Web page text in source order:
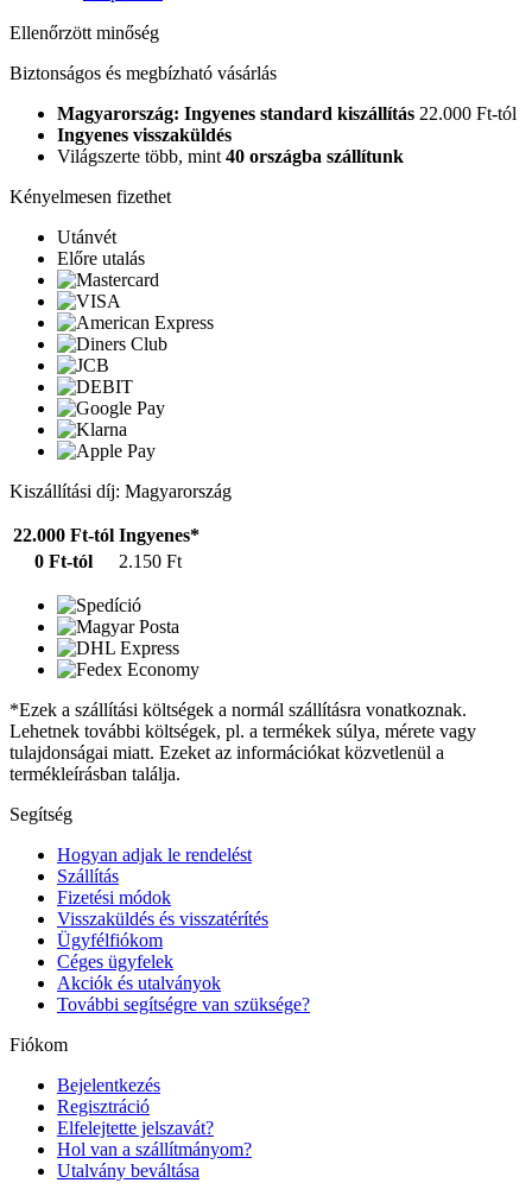
Ellenőrzött minőség
Biztonságos és megbízható vásárlás
Magyarország: Ingyenes standard kiszállítás 22.000 Ft-tól
Ingyenes visszaküldés
Világszerte több, mint 40 országba szállítunk
Kényelmesen fizethet
Utánvét
Előre utalás
Kiszállítási díj: Magyarország
22.000 Ft-tól Ingyenes*
0 Ft-tól
2.150 Ft
*Ezek a szállítási költségek a normál szállításra vonatkoznak.
Lehetnek további költségek, pl. a termékek súlya, mérete vagy
tulajdonságai miatt. Ezeket az információkat közvetlenül a
termékleírásban találja.
Segítség
Hogyan adjak le rendelést
Szállítás
Fizetési módok
Visszaküldés és visszatérítés
Ügyfélfiókom
Céges ügyfelek
Akciók és utalványok
További segítségre van szüksége?
Fiókom
Bejelentkezés
Regisztráció
Elfelejtette jelszavát?
Hol van a szállítmányom?
Utalvány beváltása